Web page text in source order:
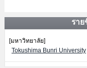
รา
[มหาวิทยาลัย]
Tokushima Bunri University